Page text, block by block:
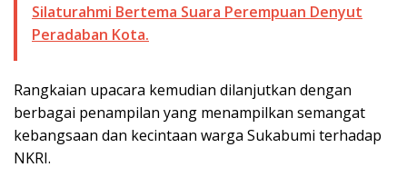
Silaturahmi Bertema Suara Perempuan Denyut
Peradaban Kota.
Rangkaian upacara kemudian dilanjutkan dengan
berbagai penampilan yang menampilkan semangat
kebangsaan dan kecintaan warga Sukabumi terhadap
NKRI.